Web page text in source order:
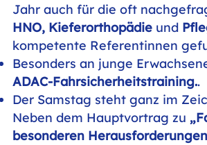
Jahr auch für die oft
HNO, Kieferorthopädie und
kompetente Referentinnen
Besonders an junge
ADAC-Fahrsicherheitstraining..
Der Samstag steht ganz im
Neben dem Hauptvortrag zu
besonderen